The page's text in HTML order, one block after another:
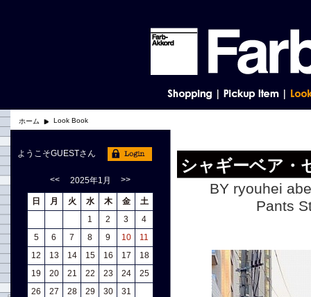
ホーム Look Book
シャギーベア・
BY ryouhei
Pants
ようこそGUESTさん
<< 2025年1月 >>
日 月 火 水 木 金
土
1
2 3
4
5
6 7 8 9 10
11
12
13 14 15 16 17
18
19
20 21 22 23 24
25
26
27 28 29 30 31